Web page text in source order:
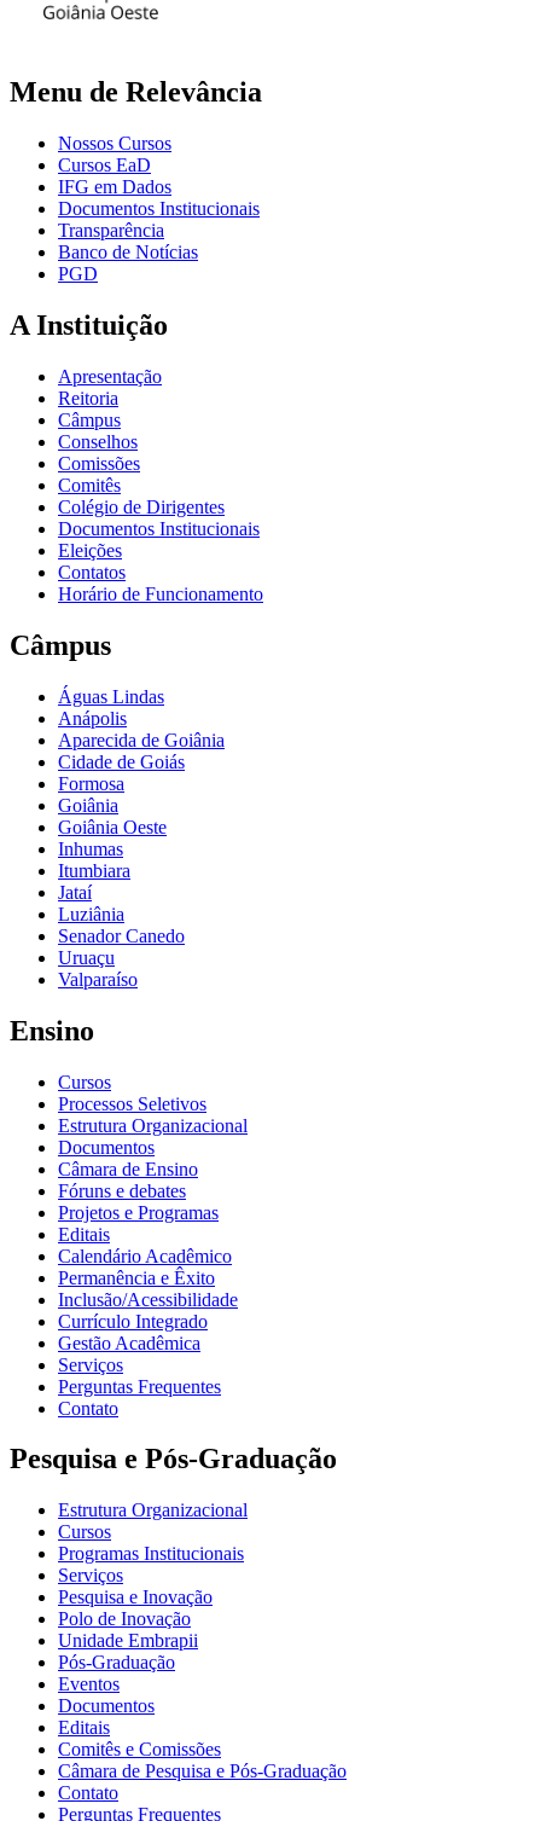
Menu de Relevância
Nossos Cursos
Cursos EaD
IFG em Dados
Documentos Institucionais
Transparência
Banco de Notícias
PGD
A Instituição
Apresentação
Reitoria
Câmpus
Conselhos
Comissões
Comitês
Colégio de Dirigentes
Documentos Institucionais
Eleições
Contatos
Horário de Funcionamento
Câmpus
Águas Lindas
Anápolis
Aparecida de Goiânia
Cidade de Goiás
Formosa
Goiânia
Goiânia Oeste
Inhumas
Itumbiara
Jataí
Luziânia
Senador Canedo
Uruaçu
Valparaíso
Ensino
Cursos
Processos Seletivos
Estrutura Organizacional
Documentos
Câmara de Ensino
Fóruns e debates
Projetos e Programas
Editais
Calendário Acadêmico
Permanência e Êxito
Inclusão/Acessibilidade
Currículo Integrado
Gestão Acadêmica
Serviços
Perguntas Frequentes
Contato
Pesquisa e Pós-Graduação
Estrutura Organizacional
Cursos
Programas Institucionais
Serviços
Pesquisa e Inovação
Polo de Inovação
Unidade Embrapii
Pós-Graduação
Eventos
Documentos
Editais
Comitês e Comissões
Câmara de Pesquisa e Pós-Graduação
Contato
Perguntas Frequentes